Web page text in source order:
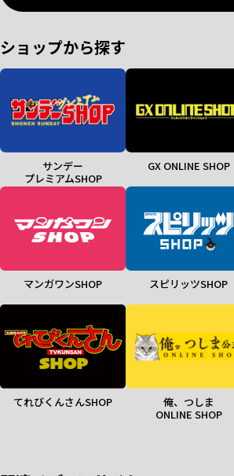
ショップから探す
サンデー
プレミアムSHOP
GX ONLINE SHOP
マンガワンSHOP スピリッツSHOP
てれびくんさんSHOP
俺、つしま
ONLINE SHOP